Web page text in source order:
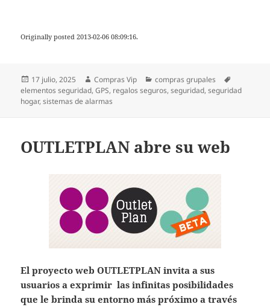
Originally posted 2013-02-06 08:09:16.
Publicado
el
17 julio, 2025 Autor
Compras Vip Categorías
compras grupales
elementos seguridad,GPS, regalos seguros,seguridad,seguridad
hogar,sistemas de alarmas
OUTLETPLAN abre su web
El proyecto web OUTLETPLAN invita a sus
usuarios a exprimir las infinitas posibilidades
que le brinda su entorno más próximo a través